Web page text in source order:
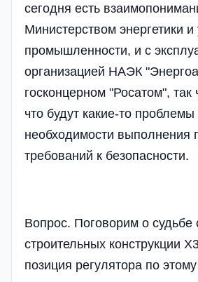
сегодня есть
Министерством энергетики и
промышленности, и с
организацией НАЭК
госконцерном "Росатом",
что будут какие-то проблемы
необходимости выполнения
требований к безопасности.
Вопрос. Поговорим о судьбе
строительных конструкции
позиция регулятора по